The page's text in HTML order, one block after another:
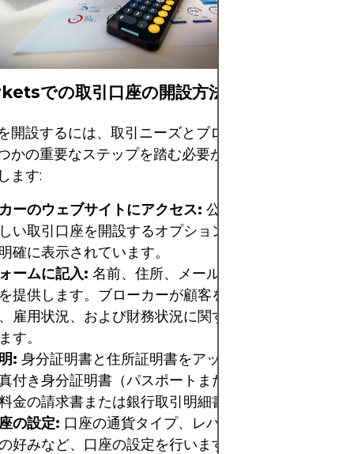
での取引口座の開設方法
開設するには、取引ニーズとブローカーの規制要件
かの重要なステップを踏む必要があります。以下に
ます:
ーのウェブサイトにアクセス: 公式ウェブサイトにア
い取引口座を開設するオプションを探します。通常
確に表示されています。
ームに記入: 名前、住所、メールアドレス、電話番号
提供します。ブローカーが顧客をよりよく理解する
雇用状況、および財務状況に関する追加情報が求め
す。
: 身分証明書と住所証明書をアップロードします。一
付き身分証明書（パスポートまたは身分証明書）と
金の請求書または銀行取引明細書）が含まれます。
の設定: 口座の通貨タイプ、レバレッジ、および場合
好みなど、口座の設定を行います。